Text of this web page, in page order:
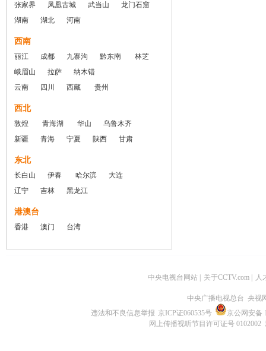
张家界 凤凰古城 武当山
龙门石窟
湖南
湖北 河南
西南
丽江 成都 九寨沟 黔东南
林芝
峨眉山
拉萨
纳木错
云南
四川 西藏 贵州
西北
敦煌 青海湖 华山
乌鲁木齐
新疆
青海 宁夏 陕西 甘肃
东北
长白山 伊春 哈尔滨
大连
辽宁
吉林 黑龙江
港澳台
香港 澳门 台湾
中央电视台网站 关于CCTV.com 人
中央广播电视总台 央视
违法和不良信息举报 京ICP证060535号
京公网安备
网上传播视听节目许可证号 0102002